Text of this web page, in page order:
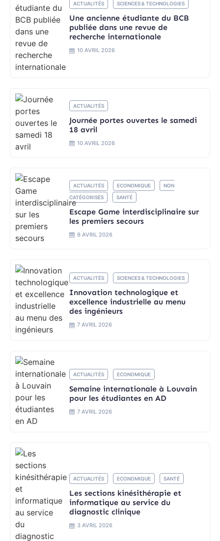
ACTUALITÉS SCIENCES & TECHNOLOGIES
Une ancienne étudiante du BCB
publiée dans une revue de
recherche internationale
10 AVRIL 2026
ACTUALITÉS
Journée portes ouvertes le samedi
18 avril
10 AVRIL 2026
ACTUALITÉS ECONOMIQUE
NON
CATÉGORISÉS
SANTÉ
Escape Game interdisciplinaire sur
les premiers secours
9 AVRIL 2026
ACTUALITÉS SCIENCES & TECHNOLOGIES
Innovation technologique et
excellence industrielle au menu
des ingénieurs
7 AVRIL 2026
ACTUALITÉS ECONOMIQUE
Semaine internationale à Louvain
pour les étudiantes en AD
7 AVRIL 2026
ACTUALITÉS ECONOMIQUE SANTÉ
Les sections kinésithérapie et
informatique au service du
diagnostic clinique
3 AVRIL 2026